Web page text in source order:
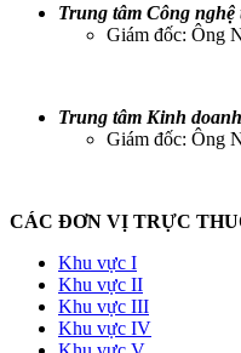
Trung tâm Công nghệ
Giám đốc: Ông
Trung tâm Kinh doanh
Giám đốc: Ông
CÁC ĐƠN VỊ TRỰC
Khu vực I
Khu vực II
Khu vực III
Khu vực IV